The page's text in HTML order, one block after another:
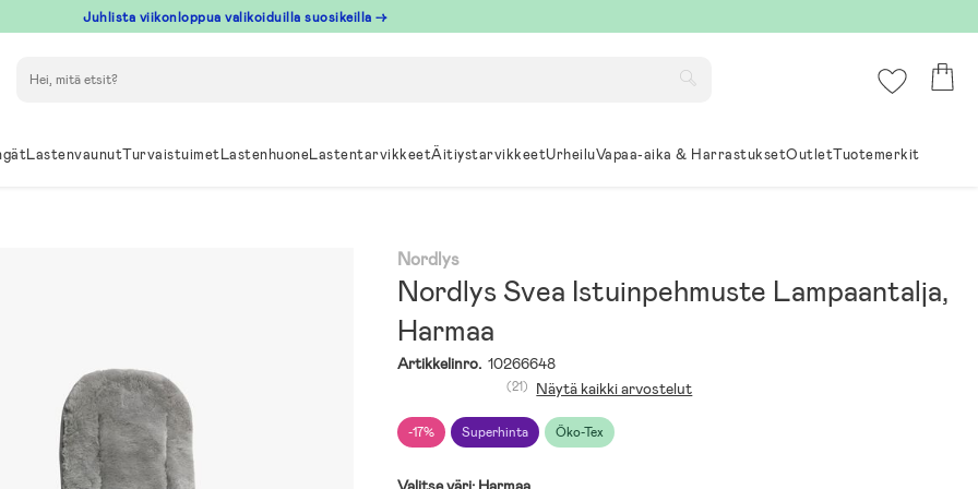
Juhlista viikonloppua valikoiduilla suosikeilla →
LastenvaunutTurvaistuimetLastenhuoneLastentarvikkeetÄitiystarvikkeetUrheiluVapaa-aika & HarrastuksetOutletTuotemerkit
Nordlys
Nordlys Svea Istuinpehmuste Lampaantalja,
Harmaa
Artikkelinro. 10266648
-17% Superhinta Öko-Tex
(21) Näytä kaikki arvostelut